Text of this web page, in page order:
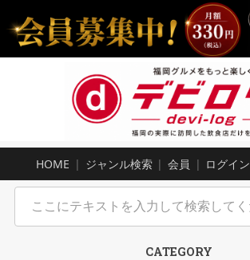
HOME ジャンル検索 会員 ログイン
CATEGORY